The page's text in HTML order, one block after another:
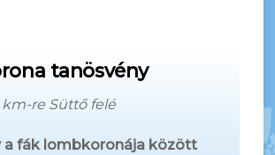
tanösvény
km-re Süttő felé
a fák lombkoronája között